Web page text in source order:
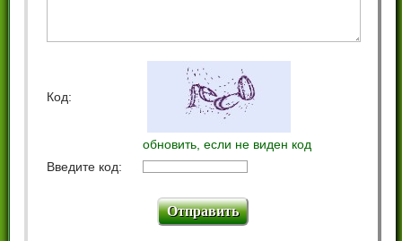
Код:
обновить, если не виден код
Введите код: